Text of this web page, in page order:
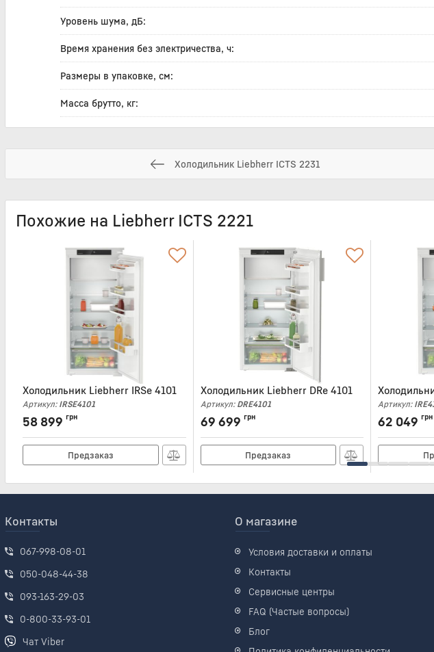
Уровень шума, дБ:
Время хранения без электричества, ч:
Размеры в упаковке, см:
Масса брутто, кг:
Холодильник Liebherr ICTS 2231
Похожие на Liebherr ICTS 2221
Холодильник Liebherr IRSe 4101
Артикул: IRSE4101
58 899 грн
Предзаказ
Холодильник Liebherr DRe 4101
Артикул: DRE4101
69 699 грн
Предзаказ
Артикул:
62 049 грн
Контакты
067-998-08-01
050-048-44-38
093-163-29-03
0-800-33-93-01
Чат Viber
О магазине
Условия доставки и оплаты
Контакты
Сервисные центры
FAQ (Частые вопросы)
Блог